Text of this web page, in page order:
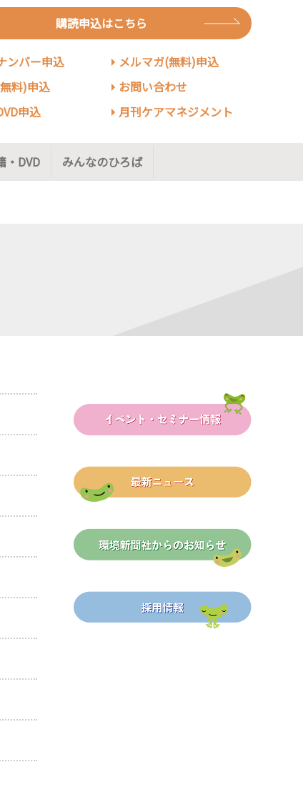
購読申込はこちら
ンバー申込
料)申込
申込
メルマガ(無料)申込
お問い合わせ
月刊ケアマネジメント
・DVD みんなのひろば